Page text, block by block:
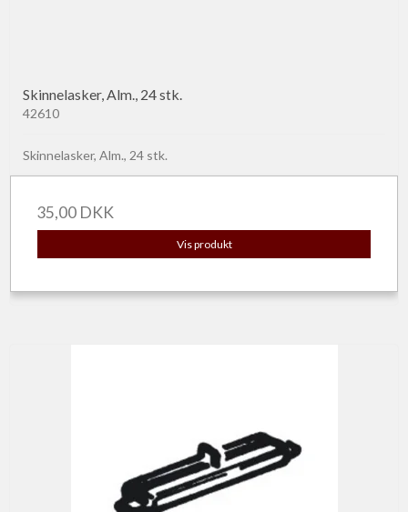
Skinnelasker, Alm., 24 stk.
42610
Skinnelasker, Alm., 24 stk.
35,00 DKK
Vis produkt